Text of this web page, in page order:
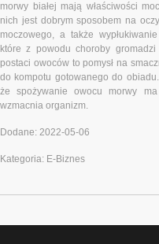
morwy białej mają właściwości
nich jest dobrym sposobem na
moczowego, a także
które z powodu choroby
postaci owoców to pomysł na
do kompotu gotowanego do
że spożywanie owocu morwy
wzmacnia organizm.
Dodane: 2022-05-06
Kategoria: E-Biznes